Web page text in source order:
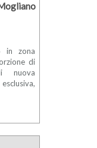
in zona
di
nuova